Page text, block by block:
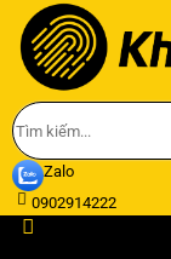
Zalo
0902914222